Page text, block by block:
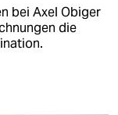
bei Axel Obiger
die